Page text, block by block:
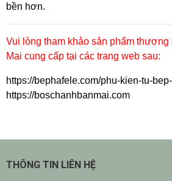
bền hơn.
Vui lòng tham khảo sản phẩm
Mai cung cấp tại các trang web sau:
https://bephafele.com/phu-kien-tu-
https://boschanhbanmai.com
THÔNG TIN LIÊN HỆ